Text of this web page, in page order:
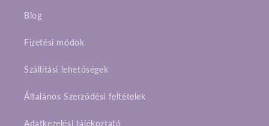
Blog
Fizetési módok
Szállítási lehetőségek
Általános Szerződési feltételek
Adatkezelési tájékoztató